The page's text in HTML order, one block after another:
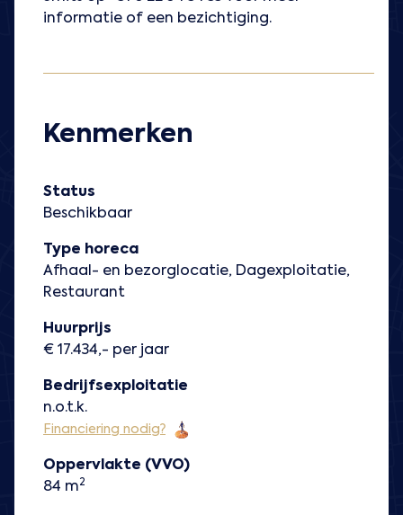
informatie of een bezichtiging.
Kenmerken
Status
Beschikbaar
Type horeca
Afhaal- en bezorglocatie, Dagexploitatie,
Restaurant
Huurprijs
€ 17.434,- per jaar
Bedrijfsexploitatie
n.o.t.k.
Financiering nodig?
Oppervlakte (VVO)
84 m2